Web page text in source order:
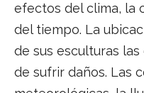
efectos del clima, la
del tiempo. La
de sus esculturas
de sufrir daños. Las